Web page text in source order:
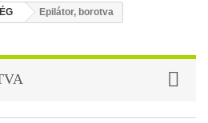
Epilátor, borotva